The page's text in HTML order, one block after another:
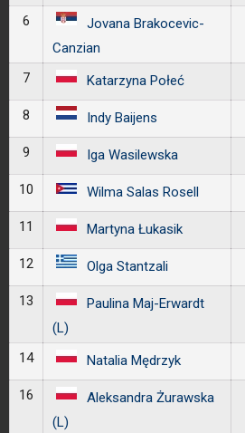
6
Jovana Brakocevic-
Canzian
7 Katarzyna Połeć
8 Indy Baijens
9 Iga Wasilewska
10 Wilma Salas Rosell
11 Martyna Łukasik
12 Olga Stantzali
13
Paulina Maj-Erwardt
(L)
14 Natalia Mędrzyk
16
Aleksandra Żurawska
(L)